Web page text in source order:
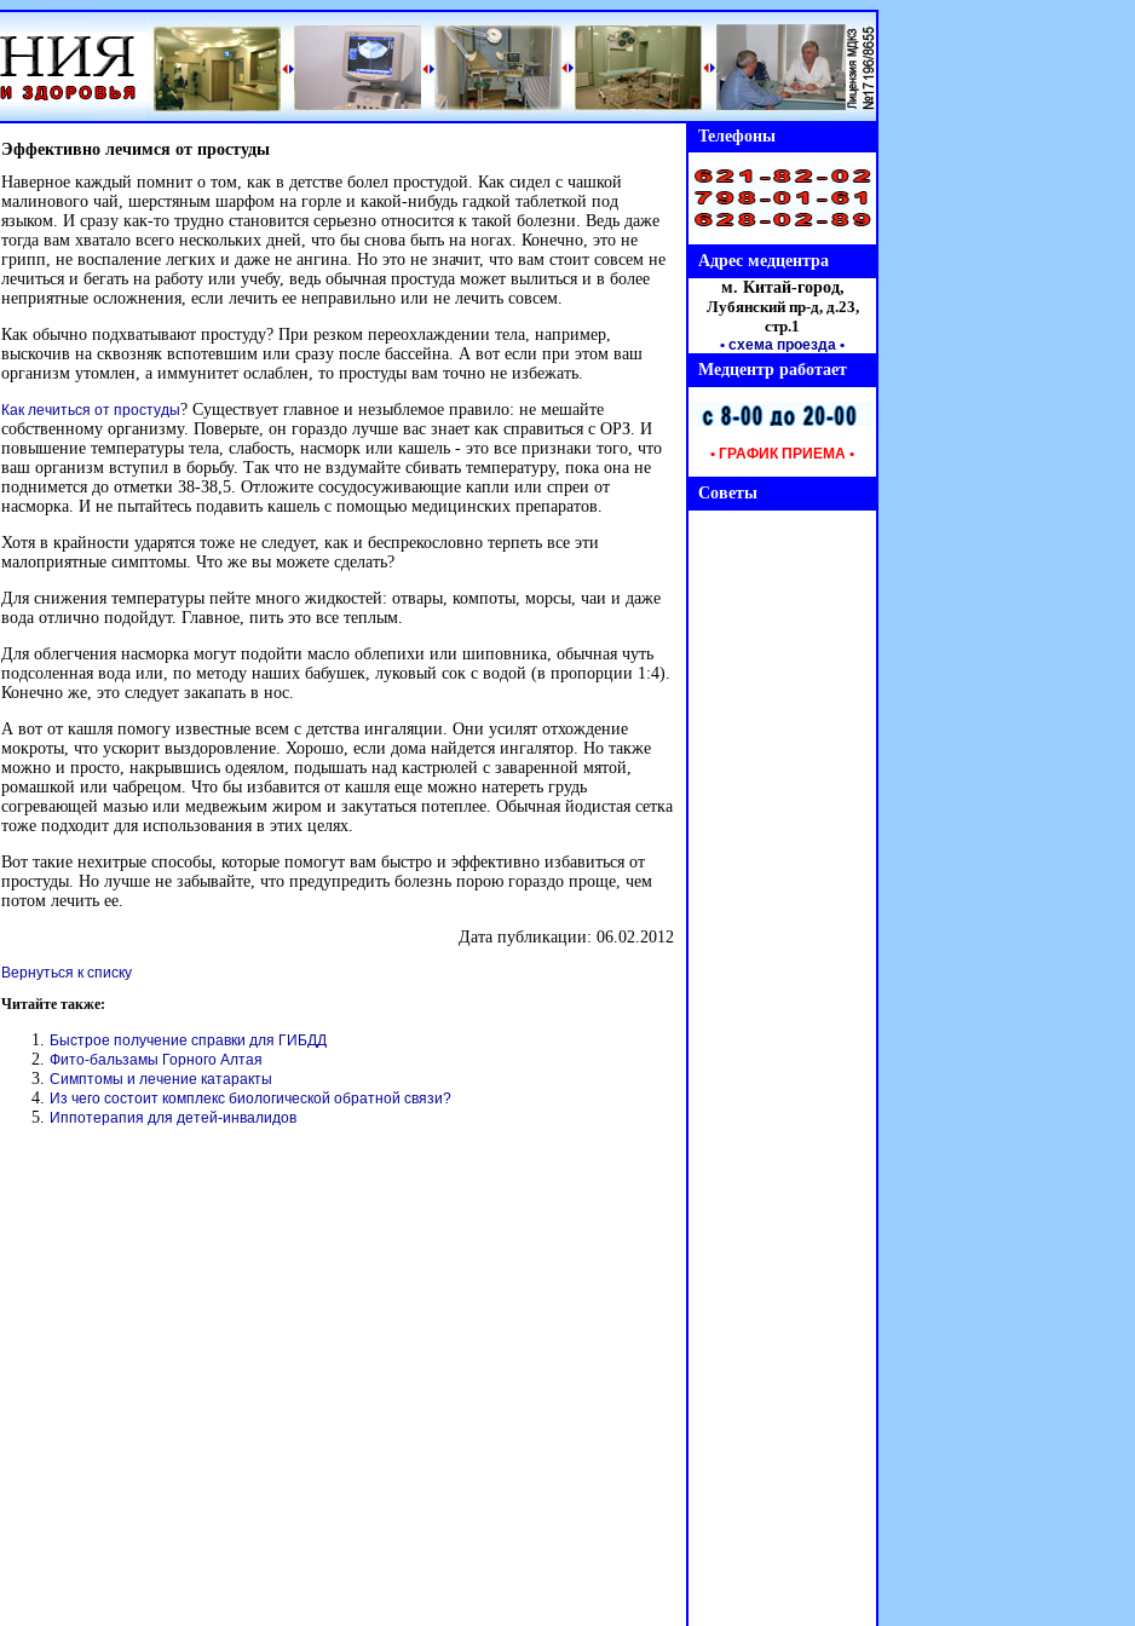
Эффективно лечимся от простуды
Наверное каждый помнит о том, как в детстве болел простудой. Как сидел с чашкой
малинового чай, шерстяным шарфом на горле и какой-нибудь гадкой таблеткой под
языком. И сразу как-то трудно становится серьезно относится к такой болезни. Ведь даже
тогда вам хватало всего нескольких дней, что бы снова быть на ногах. Конечно, это не
грипп, не воспаление легких и даже не ангина. Но это не значит, что вам стоит совсем не
лечиться и бегать на работу или учебу, ведь обычная простуда может вылиться и в более
неприятные осложнения, если лечить ее неправильно или не лечить совсем.
Как обычно подхватывают простуду? При резком переохлаждении тела, например,
выскочив на сквозняк вспотевшим или сразу после бассейна. А вот если при этом ваш
организм утомлен, а иммунитет ослаблен, то простуды вам точно не избежать.
Как лечиться от простуды? Существует главное и незыблемое правило: не мешайте
собственному организму. Поверьте, он гораздо лучше вас знает как справиться с ОРЗ. И
повышение температуры тела, слабость, насморк или кашель - это все признаки того, что
ваш организм вступил в борьбу. Так что не вздумайте сбивать температуру, пока она не
поднимется до отметки 38-38,5. Отложите сосудосуживающие капли или спреи от
насморка. И не пытайтесь подавить кашель с помощью медицинских препаратов.
Хотя в крайности ударятся тоже не следует, как и беспрекословно терпеть все эти
малоприятные симптомы. Что же вы можете сделать?
Для снижения температуры пейте много жидкостей: отвары, компоты, морсы, чаи и даже
вода отлично подойдут. Главное, пить это все теплым.
Для облегчения насморка могут подойти масло облепихи или шиповника, обычная чуть
подсоленная вода или, по методу наших бабушек, луковый сок с водой (в пропорции 1:4).
Конечно же, это следует закапать в нос.
А вот от кашля помогу известные всем с детства ингаляции. Они усилят отхождение
мокроты, что ускорит выздоровление. Хорошо, если дома найдется ингалятор. Но также
можно и просто, накрывшись одеялом, подышать над кастрюлей с заваренной мятой,
ромашкой или чабрецом. Что бы избавится от кашля еще можно натереть грудь
согревающей мазью или медвежьим жиром и закутаться потеплее. Обычная йодистая сетка
тоже подходит для использования в этих целях.
Вот такие нехитрые способы, которые помогут вам быстро и эффективно избавиться от
простуды. Но лучше не забывайте, что предупредить болезнь порою гораздо проще, чем
потом лечить ее.
Дата публикации: 06.02.2012
Вернуться к списку
Читайте также:
Быстрое получение справки для ГИБДД
Фито-бальзамы Горного Алтая
Симптомы и лечение катаракты
Из чего состоит комплекс биологической обратной связи?
Иппотерапия для детей-инвалидов
Телефоны
Адрес медцентра
м. Китай-город,
Лубянский пр-д, д.23,
стр.1
• схема проезда •
Медцентр работает
• ГРАФИК ПРИЕМА •
Советы